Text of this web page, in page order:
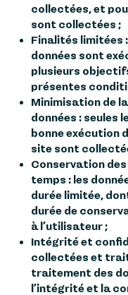
collectées, et
sont collectées ;
Finalités limitées
données sont
plusieurs
présentes
Minimisation de
données : seules
bonne exécution
site sont
Conservation
temps : les
durée limitée,
durée de
à l’utilisateur ;
Intégrité et
collectées et
traitement des
l’intégrité et la